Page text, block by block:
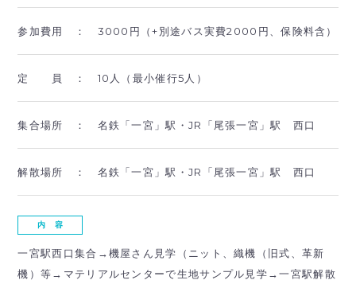
参加費用 ： 3000円（+別途バス実費2000円、保険料含）
定 員 ： 10人（最小催行5人）
集合場所 ： 名鉄「一宮」駅・JR「尾張一宮」駅 西口
解散場所 ： 名鉄「一宮」駅・JR「尾張一宮」駅 西口
内 容
一宮駅西口集合→機屋さん見学（ニット、織機（旧式、革新
機）等→マテリアルセンターで生地サンプル見学→一宮駅解散